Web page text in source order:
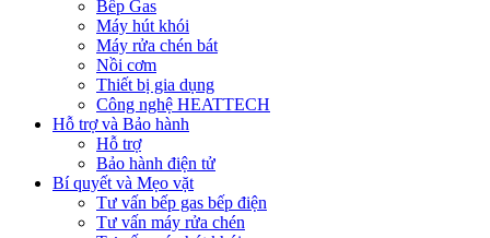
Bếp Gas
Máy hút khói
Máy rửa chén bát
Nồi cơm
Thiết bị gia dụng
Công nghệ HEATTECH
Hỗ trợ và Bảo hành
Hỗ trợ
Bảo hành điện tử
Bí quyết và Mẹo vặt
Tư vấn bếp gas bếp điện
Tư vấn máy rửa chén